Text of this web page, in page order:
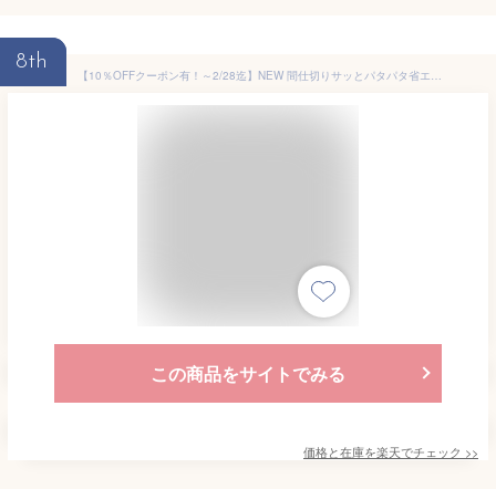
8th
【10％OFFクーポン有！～2/28迄】NEW 間仕切りサッとパタパタ省エネカーテン 95×265cm パタパタカーテン アコーディオンカーテン つっぱり 仕切り 冷気 遮断 電気代節約グッズ 節電対策 突っ張り棒 階段 暑さ対策 送料無料
この商品をサイトでみる
価格と在庫を楽天でチェック >>